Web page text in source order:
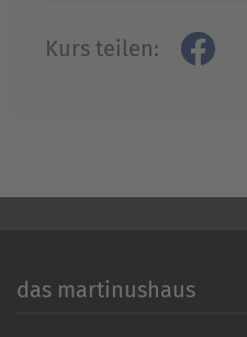
Kurs teilen:
das martinushaus